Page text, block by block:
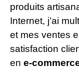
produits
Internet, j’ai
et mes ventes
satisfaction
en e-